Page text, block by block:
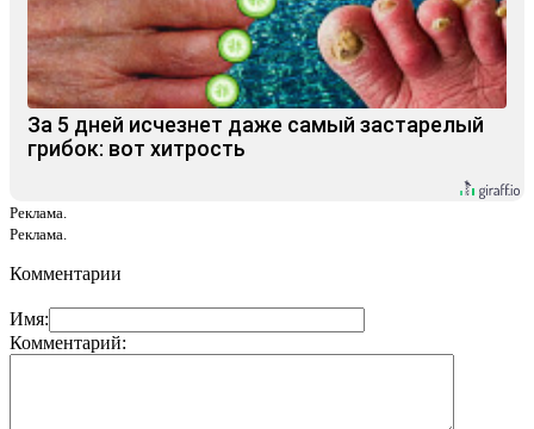
За 5 дней исчезнет даже самый застарелый
грибок: вот хитрость
Реклама.
Реклама.
Комментарии
Имя:
Комментарий: